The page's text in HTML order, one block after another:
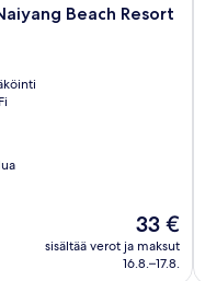
Beach Resort
Hinta
on
33 €
33 €
sisältää verot ja maksut
16.8.–17.8.